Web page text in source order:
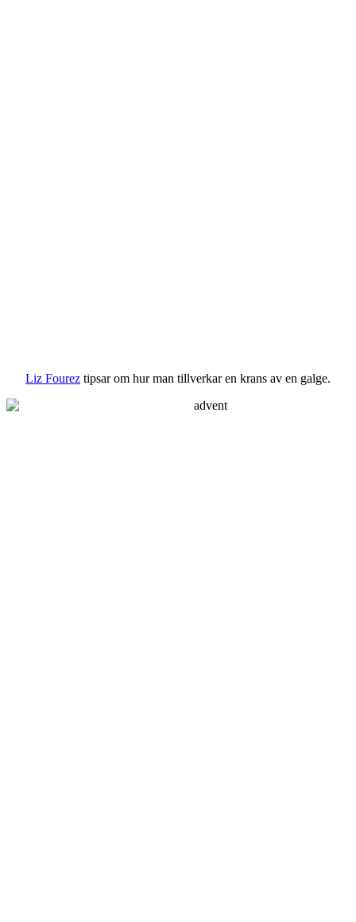
Liz Fourez tipsar om hur man tillverkar en krans av en galge.